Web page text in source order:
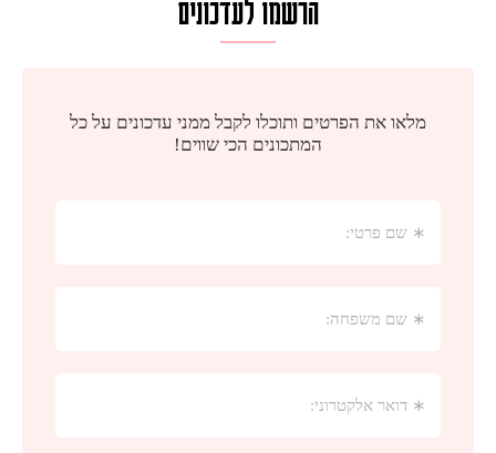
הרשמו לעדכונים